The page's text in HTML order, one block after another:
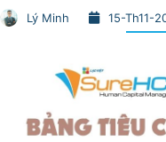
Lý Minh 15-Th11-